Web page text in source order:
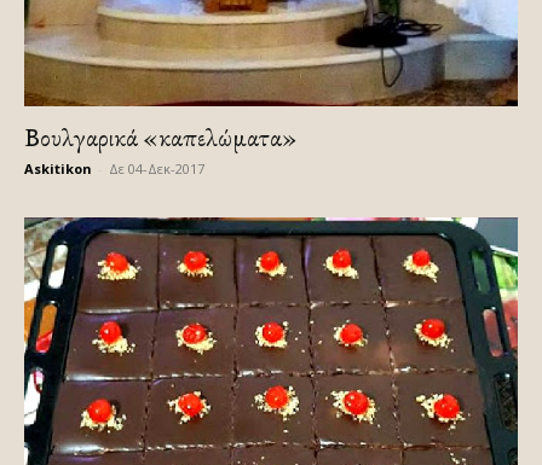
Βουλγαρικά «καπελώματα»
Askitikon Δε 04-Δεκ-2017